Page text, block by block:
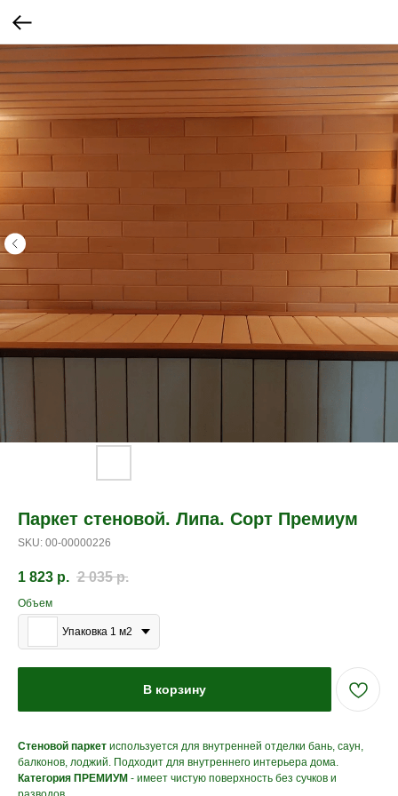
Паркет стеновой. Липа. Сорт Премиум
SKU: 00-00000226
1 823 р. 2 035 р.
Объем
Упаковка 1 м2
В корзину
Стеновой паркет используется для внутренней отделки бань, саун,
балконов, лоджий. Подходит для внутреннего интерьера дома.
Категория ПРЕМИУМ - имеет чистую поверхность без сучков и